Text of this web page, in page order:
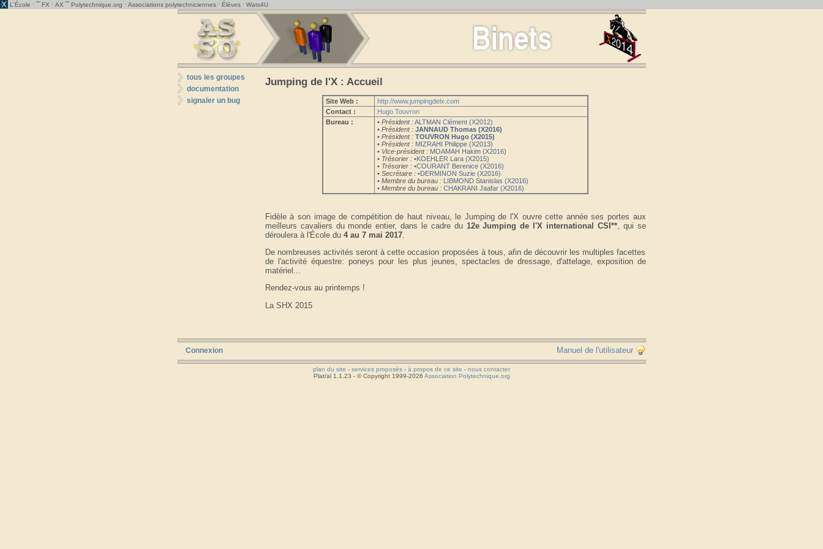
L'École · ˜˜ FX · AX ˜˜ Polytechnique.org · Associations polytechniciennes · Élèves · Wats4U
tous les groupes
documentation
signaler un bug
Jumping de l'X : Accueil
Site Web :
http://www.jumpingdelx.com
Contact :
Hugo Touvron
Bureau :
• Président :ALTMAN Clément (X2012)
• Président : JANNAUD Thomas (X2016)
• Président : TOUVRON Hugo (X2015)
• Président : MIZRAHI Philippe (X2013)
• Vice-président : MOAMAH Hakim (X2016)
• Trésorier : •KOEHLER Lara (X2015)
• Trésorier : •COURANT Berenice (X2016)
• Secrétaire : •DERMINON Suzie (X2016)
• Membre du bureau :
LIBMOND Stanislas (X2016)
• Membre du bureau : CHAKRANI Jaafar (X2016)
Fidèle à son image de compétition de haut niveau, le Jumping de l'X ouvre cette année ses portes aux
meilleurs cavaliers du monde entier, dans le cadre du 12e Jumping de l'X international CSI**, qui se
déroulera à l'École du 4 au 7 mai 2017.
De nombreuses activités seront à cette occasion proposées à tous, afin de découvrir les multiples facettes
de l'activité équestre: poneys pour les plus jeunes, spectacles de dressage, d'attelage, exposition de
matériel...
Rendez-vous au printemps !
La SHX 2015
Connexion Manuel de l'utilisateur
plan du site - services proposés - à propos de ce site - nous contacter
Plat/al 1.1.23 - © Copyright 1999-2026 Association Polytechnique.org